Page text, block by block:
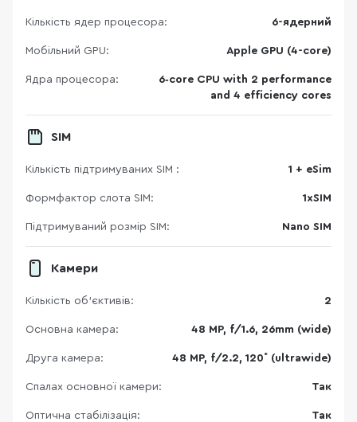
Кількість ядер процесора: 6-ядерний
Мобільний GPU: Apple GPU (4-core)
Ядра процесора:
6‑core CPU with 2 performance
and 4 efficiency cores
SIM
Кількість підтримуваних SIM : 1 + eSim
Формфактор слота SIM: 1xSIM
Підтримуваний розмір SIM: Nano SIM
Камери
Кількість об'єктивів: 2
Основна камера: 48 MP, f/1.6, 26mm (wide)
Друга камера: 48 MP, f/2.2, 120˚ (ultrawide)
Спалах основної камери: Так
Оптична стабілізація: Так